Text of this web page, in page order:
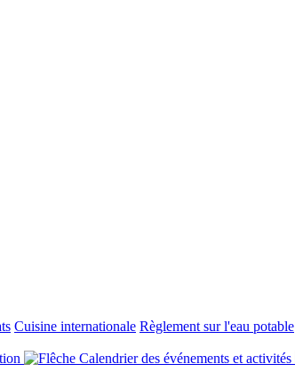
Cuisine internationale Règlement sur l'eau potable
Calendrier des événements et activités